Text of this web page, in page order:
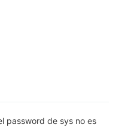
password de sys no es